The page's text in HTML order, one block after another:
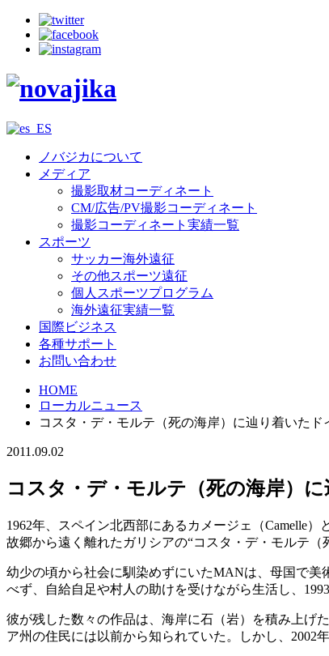
ノバジカについて
メディア
撮影取材コーディネート
CM/広告/PV撮影コーディネート
撮影コーディネート実績一覧
スポーツ
サッカー海外遠征
その他スポーツ遠征
個人スポーツプログラム
海外遠征実績一覧
国際ビジネス
各種サポート
お問い合わせ
HOME
ローカルニュース
コスタ・デ・モルテ（死の海岸）に辿り着いたド
2011.09.02
コスタ・デ・モルテ（死の海岸）
1962年、スペイン北西部にあるカメージェ（Camelle
故郷から遠く離れたガリシアの“コスタ・デ・モルテ（
幼少の頃から社会に馴染めずにいたMANは、母国で
べず、自給自足や村人の助けを受けながら生活し、
彼が残した数々の作品は、海岸に石（岩）を積み上げ
ア州の住民には以前から知られていた。しかし、2002